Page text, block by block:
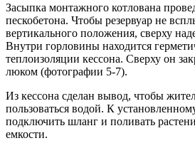
Засыпка монтажного котлована
пескобетона. Чтобы резервуар не
вертикального положения, сверху
Внутри горловины находится
теплоизоляции кессона. Сверху он
люком (фотографии 5-7).
Из кессона сделан вывод, чтобы
пользоваться водой. К
подключить шланг и поливать
емкости.